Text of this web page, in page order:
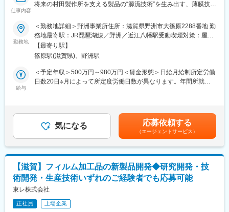
■組織構成：部署：2名（40代男性、30代男性）
ご安心ください。未経験の方でも安心できるフォロー体制があり
ます。
■魅力
・製品が日常生活で役立っていることを実感しやりがいを感じる
〇雨風に強く、耐久性と柔軟性に優れた電線で、安全な電気供給
を実現
〇「キャプターケーブル」といえば当社という高いブランド力と
信頼性を誇る
★安定している理由
・創業100年以上の歴史と信頼 → 長年培った技術力と顧客基盤で
安定した受注。
・国内トップクラスのシェア → キャブタイヤケーブルなどで業界
をリード。
仕事内容
将来の村田製作所を支える製品の“源流技術”を生み出す、薄膜技術
■扱う商品
MEMSセンサ、SAWフィルタ／高周波デバイス、その他、事業部
横断の薄膜デバイス全般
■業務詳細
◇差異化につながる薄膜技術・プロセスの検討、要素技術開発
◇応用デバイスの深堀り検討（材料・構造・プロセス観点）
◇競合技術・市場動向の調査および技術戦略への反映
す。
■配属組織について
同社の薄膜デバイス全般における薄膜技術を担う、村田製作所の
中でも上流に位置する研究開発組織です。
勤務地
＜勤務地詳細＞野洲事業所住所：滋賀県野洲市大篠原2288番地 勤
務地最寄駅：JR琵琶湖線／野洲／近江八幡駅受動喫煙対策：屋内
全面禁煙変更の範囲：会社の定める事業所（リモートワーク含
む）
【最寄り駅】
篠原駅(滋賀県)、野洲駅
給与
＜予定年収＞500万円～980万円＜賃金形態＞日給月給制所定労働
日数20日※月によって所定度労働日数が異なります。年間所就業
昇給＋昇格時の昇給あり）【昇格】年1回年収約890万円（35歳／
月給44万円＋残業代＋賞与）別途各種手当年収約740万円（30歳
／月給37万円＋残業代＋賞与）別途各種手当年収約620万円（25
歳／月給32万円＋残業代＋賞与）別途各種手当賃金はあくまでも
目安の金額であり、選考を通じて上下する可能性があります。月
給(月額)は固定手当を含めた表記です。
気になる 応募依頼する
（エージェントサービス）
【滋賀】フィルム加工品の新製品開発◆研究開発・技
術開発・生産技術いずれのご経験者でも応募可能
東レ株式会社
正社員 上場企業